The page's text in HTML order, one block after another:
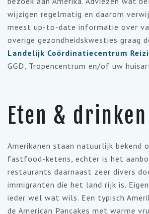
wijzigen regelmatig en daarom
meest up-to-date informatie over
overige gezondheidskwesties graag
Landelijk Coördinatiecentrum
GGD, Tropencentrum en/of uw
Eten & drinken
Amerikanen staan natuurlijk bekend
fastfood-ketens, echter is het
restaurants daarnaast zeer divers
immigranten die het land rijk is.
ieder wel wat wils. Een typisch
de American Pancakes met warme